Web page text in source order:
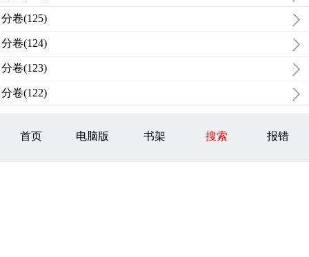
分卷(125)
分卷(124)
分卷(123)
分卷(122)
首页 电脑版 书架 搜索 报错